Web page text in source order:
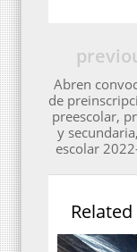
Abren
de
preescolar,
y
escolar